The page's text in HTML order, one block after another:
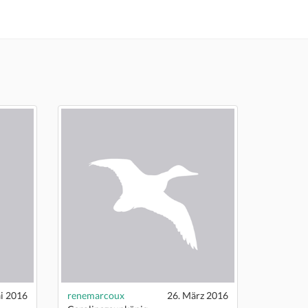
2016
renemarcoux
26. März 2016